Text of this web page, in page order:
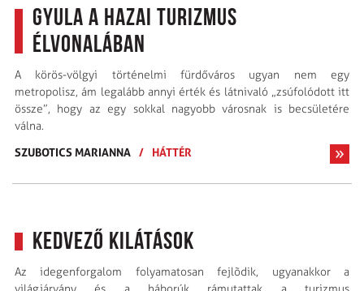
Gyula a hazai turizmus
élvonalában
A körös-völgyi történelmi fürdőváros ugyan nem egy
metropolisz, ám legalább annyi érték és látnivaló „zsúfolódott itt
össze”, hogy az egy sokkal nagyobb városnak is becsületére
válna.
SZUBOTICS MARIANNA / HÁTTÉR
Kedvező kilátások
Az idegenforgalom folyamatosan fejlõdik, ugyanakkor a